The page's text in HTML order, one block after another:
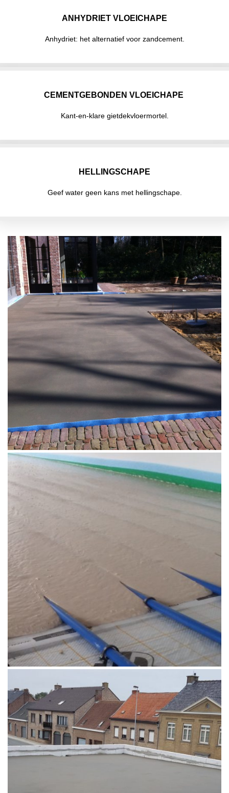
ANHYDRIET VLOEICHAPE
Anhydriet: het alternatief voor zandcement.
CEMENTGEBONDEN VLOEICHAPE
Kant-en-klare gietdekvloermortel.
HELLINGSCHAPE
Geef water geen kans met hellingschape.